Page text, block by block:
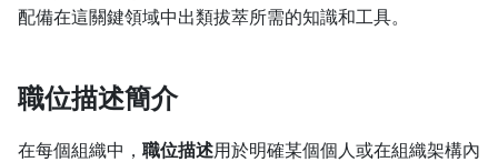
配備在這關鍵領域中出類拔萃所需的知識和工具。
職位描述簡介
在每個組織中， 職位描述用於明確某個個人或在組織架構內